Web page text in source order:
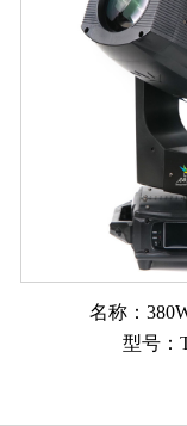
名称：
型号：